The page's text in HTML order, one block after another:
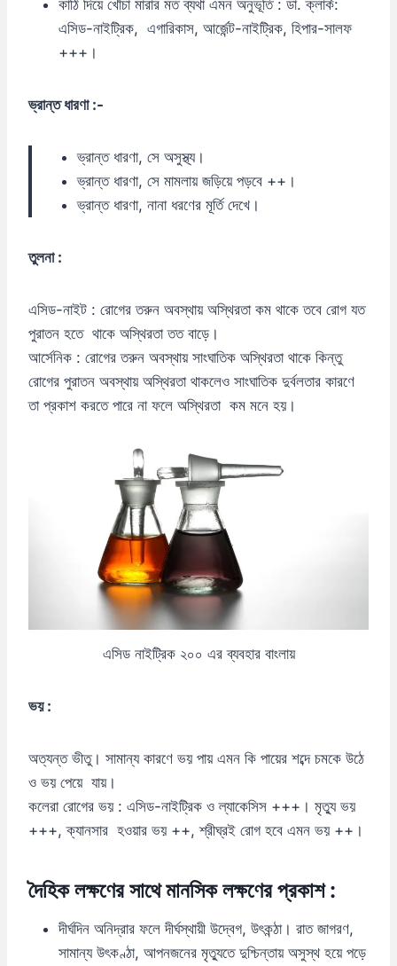
কাঠি দিয়ে খোঁচা মারার মত ব্যথা এমন অনুভূতি : ডা. ক্লার্ক:
এসিড-নাইট্রিক, এগারিকাস, আর্জেন্ট-নাইট্রিক, হিপার-সালফ
+++।
ভ্রান্ত ধারণা :-
ভ্রান্ত ধারণা, সে অসুস্থ্য।
ভ্রান্ত ধারণা, সে মামলায় জড়িয়ে পড়বে ++।
ভ্রান্ত ধারণা, নানা ধরণের মূর্তি দেখে।
তুলনা :
এসিড-নাইট : রোগের তরুন অবস্থায় অস্থিরতা কম থাকে তবে রোগ যত
পুরাতন হতে থাকে অস্থিরতা তত বাড়ে।
আর্সেনিক : রোগের তরুন অবস্থায় সাংঘাতিক অস্থিরতা থাকে কিন্তু
রোগের পুরাতন অবস্থায় অস্থিরতা থাকলেও সাংঘাতিক দুর্বলতার কারণে
তা প্রকাশ করতে পারে না ফলে অস্থিরতা কম মনে হয়।
এসিড নাইট্রিক ২০০ এর ব্যবহার বাংলায়
ভয় :
অত্যন্ত ভীতু। সামান্য কারণে ভয় পায় এমন কি পায়ের শব্দে চমকে উঠে
ও ভয় পেয়ে যায়।
কলেরা রোগের ভয় : এসিড-নাইট্রিক ও ল্যাকেসিস +++। মৃত্যু ভয়
+++, ক্যানসার হওয়ার ভয় ++, শ্রীঘ্রই রোগ হবে এমন ভয় ++।
দৈহিকলক্ষণেরসাথেমানসিকলক্ষণেরপ্রকাশ :
দীর্ঘদিন অনিদ্রার ফলে দীর্ঘস্থায়ী উদ্বেগ, উৎকন্ঠা। রাত জাগরণ,
সামান্য উৎকণ্ঠা, আপনজনের মৃত্যুতে দুশ্চিন্তায় অসুস্থ হয়ে পড়ে